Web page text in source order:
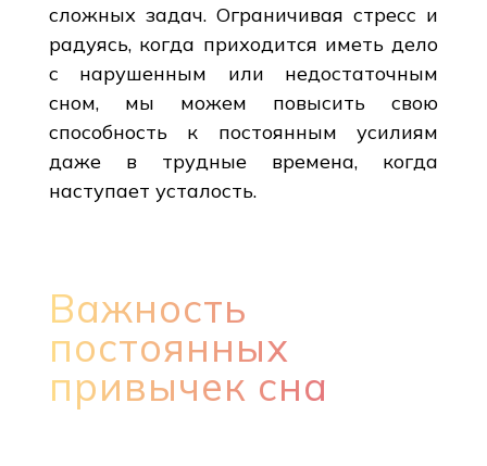
сложных задач. Ограничивая стресс и
радуясь, когда приходится иметь дело
с нарушенным или недостаточным
сном, мы можем повысить свою
способность к постоянным усилиям
даже в трудные времена, когда
наступает усталость.
Важность
постоянных
привычек сна